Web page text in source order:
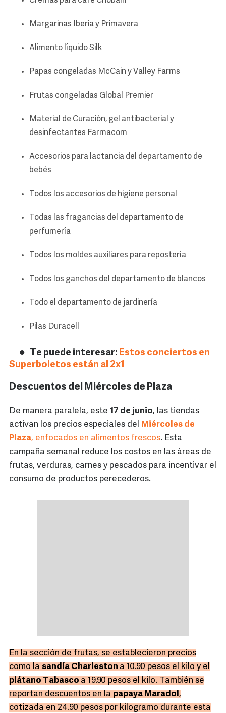
Margarinas Iberia y Primavera
Alimento líquido Silk
Papas congeladas McCain y Valley Farms
Frutas congeladas Global Premier
Material de Curación, gel antibacterial y
desinfectantes Farmacom
Accesorios para lactancia del departamento de
bebés
Todos los accesorios de higiene personal
Todas las fragancias del departamento de
perfumería
Todos los moldes auxiliares para repostería
Todos los ganchos del departamento de blancos
Todo el departamento de jardinería
Pilas Duracell
Te puede interesar: Estos conciertos en
Superboletos están al 2x1
Descuentos del Miércoles de Plaza
De manera paralela, este 17 de junio, las tiendas
activan los precios especiales del Miércoles de
Plaza, enfocados en alimentos frescos. Esta
campaña semanal reduce los costos en las áreas de
frutas, verduras, carnes y pescados para incentivar el
consumo de productos perecederos.
En la sección de frutas, se establecieron precios
como la sandía Charleston a 10.90 pesos el kilo y el
plátano Tabasco a 19.90 pesos el kilo. También se
reportan descuentos en la papaya Maradol,
cotizada en 24.90 pesos por kilogramo durante esta